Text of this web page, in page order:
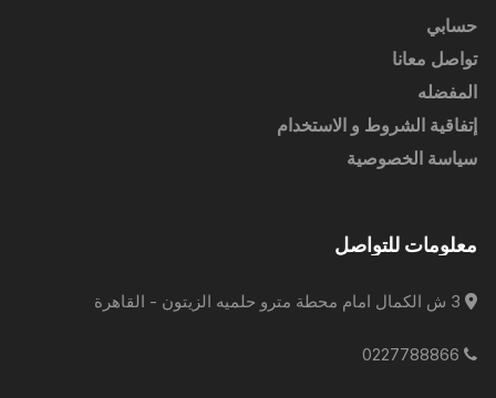
حسابي
تواصل معانا
المفضله
إتفاقية الشروط و الاستخدام
سياسة الخصوصية
معلومات للتواصل